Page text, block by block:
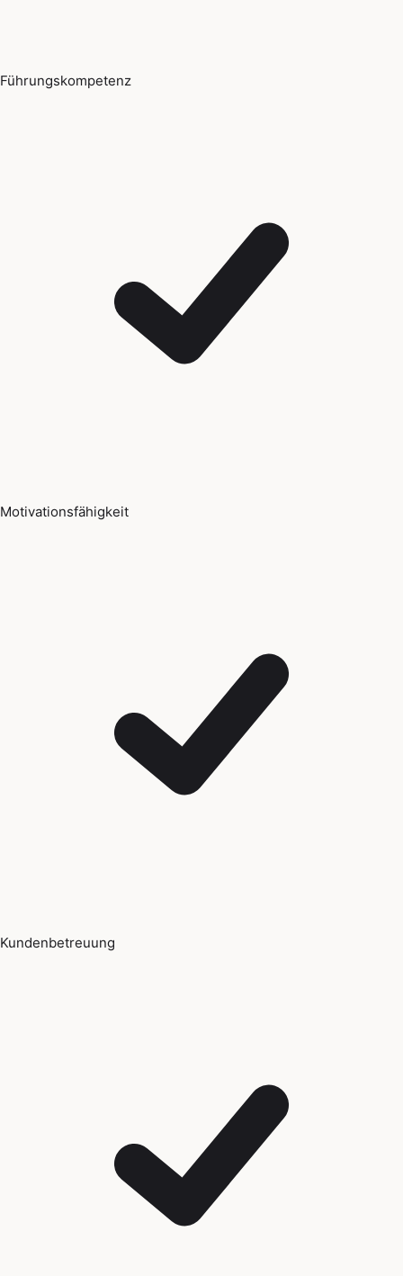
Führungskompetenz
Motivationsfähigkeit
Kundenbetreuung